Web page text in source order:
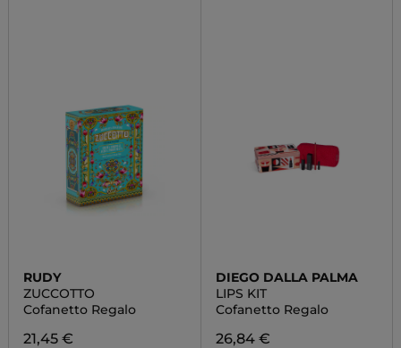
RUDY
ZUCCOTTO
Cofanetto Regalo
21,45 €
DIEGO DALLA PALMA
LIPS KIT
Cofanetto Regalo
26,84 €